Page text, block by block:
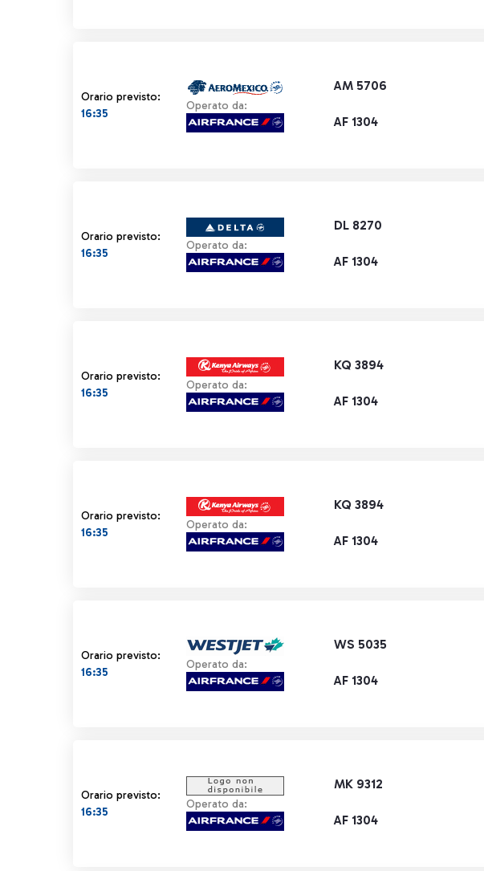
Orario previsto:
16:35
AM 5706
Operato da:
AF 1304
Orario previsto:
16:35
DL 8270
Operato da:
AF 1304
Orario previsto:
16:35
KQ 3894
Operato da:
AF 1304
Orario previsto:
16:35
KQ 3894
Operato da:
AF 1304
Orario previsto:
16:35
WS 5035
Operato da:
AF 1304
Orario previsto:
16:35
MK 9312
Operato da:
AF 1304